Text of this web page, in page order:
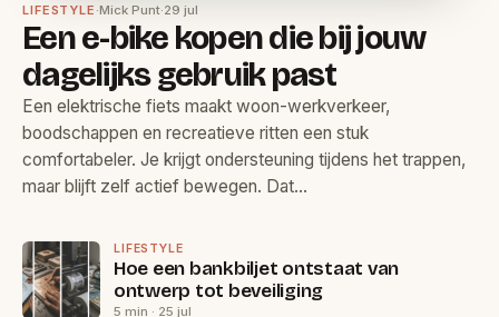
LIFESTYLE ·Mick Punt·29 jul
Een e-bike kopen die bij jouw
dagelijks gebruik past
Een elektrische fiets maakt woon-werkverkeer,
boodschappen en recreatieve ritten een stuk
comfortabeler. Je krijgt ondersteuning tijdens het trappen,
maar blijft zelf actief bewegen. Dat…
LIFESTYLE
Hoe een bankbiljet ontstaat van
ontwerp tot beveiliging
5 min · 25 jul